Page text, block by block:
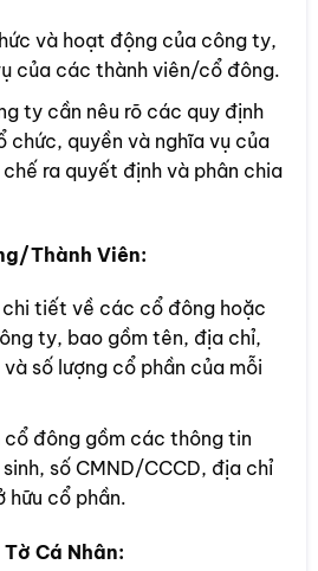
và hoạt động của công ty,
của các thành viên/cổ đông.
ty cần nêu rõ các quy định
chức, quyền và nghĩa vụ của
ra quyết định và phân chia
Thành Viên:
tiết về các cổ đông hoặc
ty, bao gồm tên, địa chỉ,
số lượng cổ phần của mỗi
cổ đông gồm các thông tin
số CMND/CCCD, địa chỉ
hữu cổ phần.
Cá Nhân: